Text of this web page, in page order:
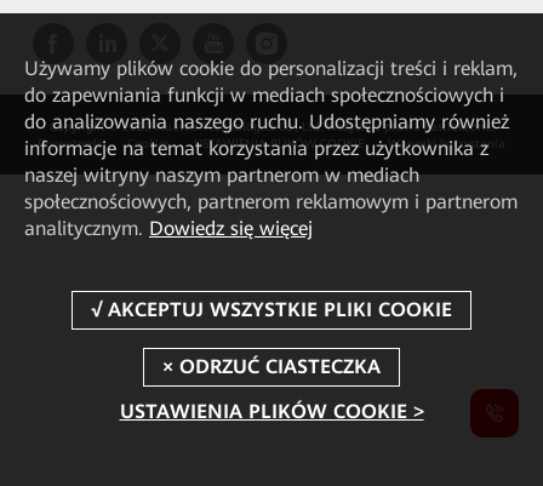
Copyright © 2026 Huawei Technologies Co., Ltd. Wszystkie prawa zastrzeżone.
Prywatność
Cookies USTAWIENIA PLIKÓW COOKIE Warunki korzystania
Używamy plików cookie do personalizacji treści i reklam,
do zapewniania funkcji w mediach społecznościowych i
do analizowania naszego ruchu. Udostępniamy również
informacje na temat korzystania przez użytkownika z
naszej witryny naszym partnerom w mediach
społecznościowych, partnerom reklamowym i partnerom
analitycznym. Dowiedz się więcej
USTAWIENIA PLIKÓW COOKIE >